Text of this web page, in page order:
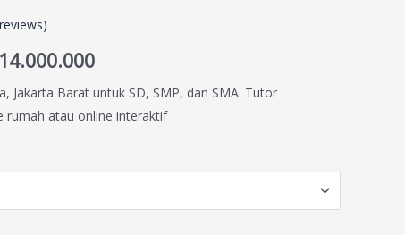
14.000.000
Jakarta Barat untuk SD, SMP, dan SMA. Tutor
rumah atau online interaktif